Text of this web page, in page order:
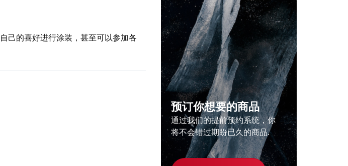
己的喜好进行涂装，甚至可以参加各
预订你想要的商品
通过我们的提前预约系统，你
将不会错过期盼已久的商品.